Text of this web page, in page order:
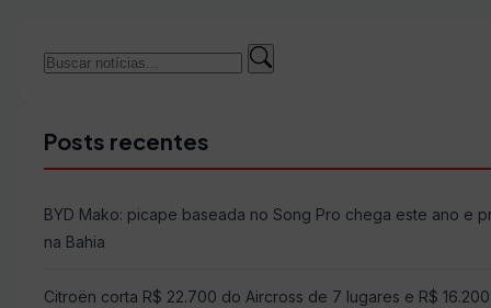
Buscar
Buscar
Posts recentes
BYD Mako: picape baseada no Song Pro chega este ano e
na Bahia
Citroën corta R$ 22.700 do Aircross de 7 lugares e R$